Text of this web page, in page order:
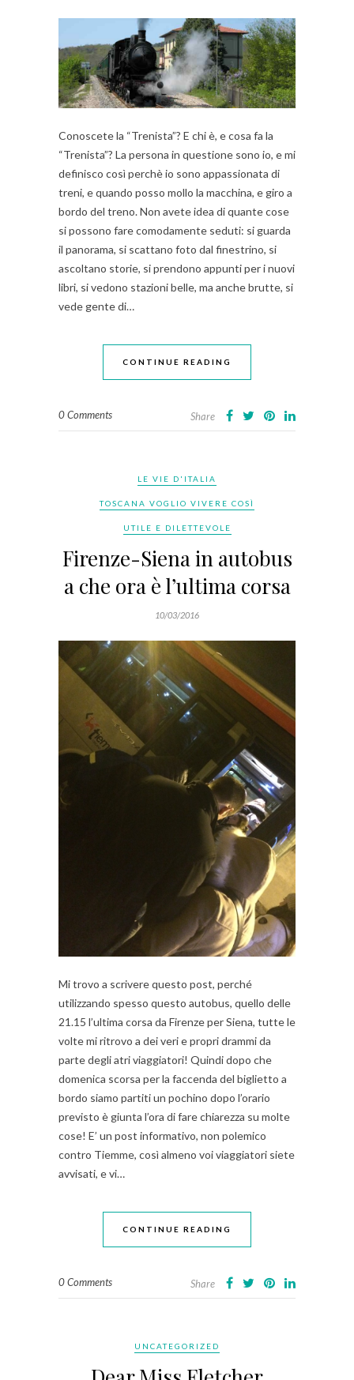
Conoscete la “Trenista”? E chi è, e cosa fa la
“Trenista”? La persona in questione sono io, e mi
definisco così perchè io sono appassionata di
treni, e quando posso mollo la macchina, e giro a
bordo del treno. Non avete idea di quante cose
si possono fare comodamente seduti: si guarda
il panorama, si scattano foto dal finestrino, si
ascoltano storie, si prendono appunti per i nuovi
libri, si vedono stazioni belle, ma anche brutte, si
vede gente di…
CONTINUE READING
0 Comments Share
LE VIE D'ITALIA
TOSCANA VOGLIO VIVERE COSÌ
UTILE E DILETTEVOLE
Firenze-Siena in autobus
a che ora è l’ultima corsa
10/03/2016
Mi trovo a scrivere questo post, perché
utilizzando spesso questo autobus, quello delle
21.15 l’ultima corsa da Firenze per Siena, tutte le
volte mi ritrovo a dei veri e propri drammi da
parte degli atri viaggiatori! Quindi dopo che
domenica scorsa per la faccenda del biglietto a
bordo siamo partiti un pochino dopo l’orario
previsto è giunta l’ora di fare chiarezza su molte
cose! E’ un post informativo, non polemico
contro Tiemme, così almeno voi viaggiatori siete
avvisati, e vi…
CONTINUE READING
0 Comments Share
UNCATEGORIZED